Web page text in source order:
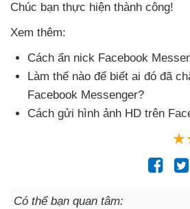
Chúc bạn thực hiện thành công!
Xem thêm:
Cách ẩn nick Facebook
Làm thế nào để biết ai đó đã
Facebook Messenger?
Cách gửi hình ảnh HD trên
Có thể bạn quan tâm: